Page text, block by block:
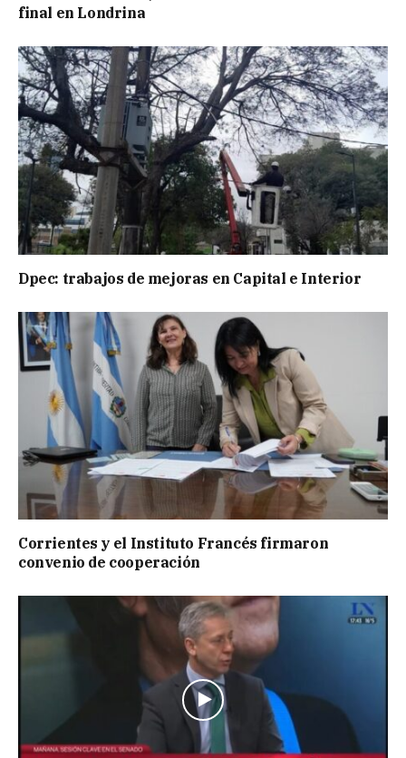
final en Londrina
Dpec: trabajos de mejoras en Capital e Interior
Corrientes y el Instituto Francés firmaron
convenio de cooperación